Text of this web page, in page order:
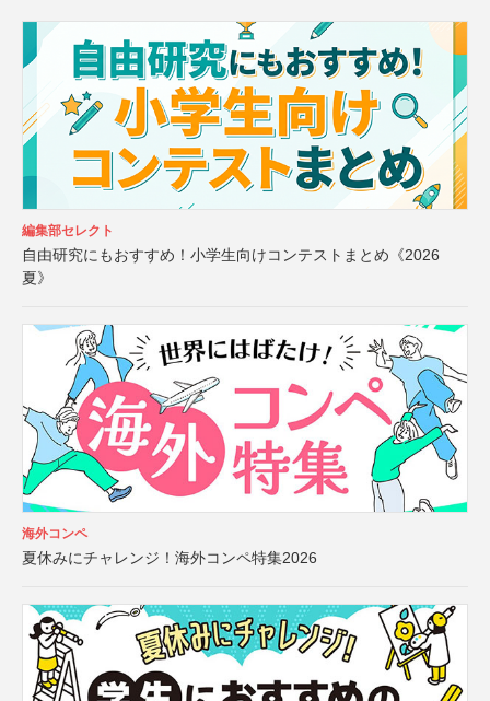
編集部セレクト
自由研究にもおすすめ！小学生向けコンテストまとめ《2026
夏》
海外コンペ
夏休みにチャレンジ！海外コンペ特集2026